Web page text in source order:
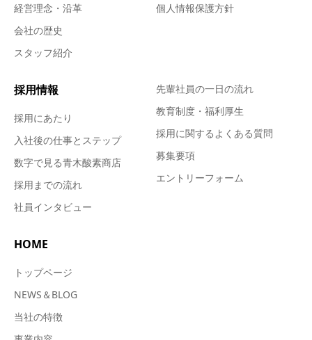
経営理念・沿革
会社の歴史
スタッフ紹介
個人情報保護方針
採用情報
採用にあたり
入社後の仕事とステップ
数字で見る青木酸素商店
採用までの流れ
社員インタビュー
先輩社員の一日の流れ
教育制度・福利厚生
採用に関するよくある質問
募集要項
エントリーフォーム
HOME
トップページ
NEWS＆BLOG
当社の特徴